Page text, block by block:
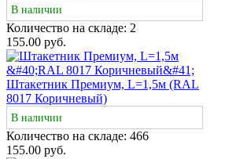
В наличии
Количество на складе: 2
155.00 руб.
Штакетник Премиум, L=1,5м (RAL
8017 Коричневый)
В наличии
Количество на складе: 466
155.00 руб.